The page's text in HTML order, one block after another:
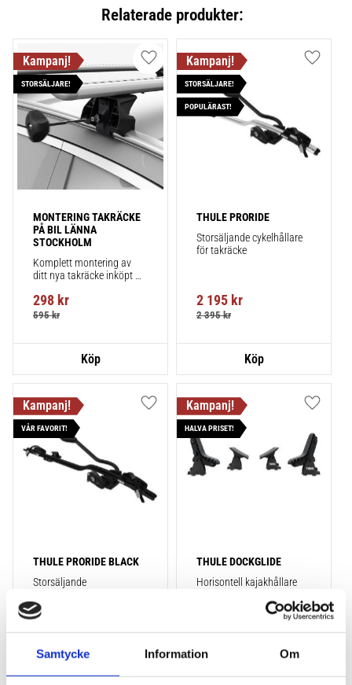
Samtycke Information Om
Relaterade produkter:
MONTERING TAKRÄCKE
PÅ BIL LÄNNA
STOCKHOLM
Komplett montering av
ditt nya takräcke inköpt
montering på din bil.
298 kr
595kr
STORSÄLJARE!
Lägg till i favoriter
THULE PRORIDE
Storsäljande cykelhållare
för takräcke
2 195 kr
2 395kr
STORSÄLJARE!
POPULÄRAST!
Lägg
THULE PRORIDE BLACK
Storsäljande
2 395
2 595kr
VÅR FAVORIT!
Lägg till i favoriter
THULE DOCKGLIDE
Horisontell kajakhållare
3 145kr
HALVA PRISET!
Lägg